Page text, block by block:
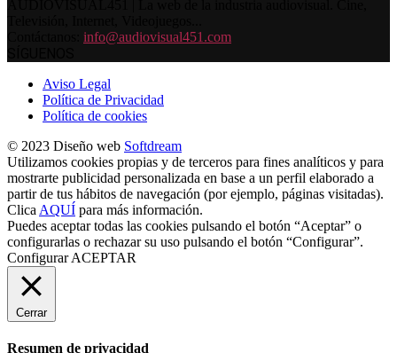
info@audiovisual451.com
Aviso Legal
Política de Privacidad
Política de cookies
© 2023 Diseño web Softdream
Utilizamos cookies propias y de terceros para fines analíticos y para
mostrarte publicidad personalizada en base a un perfil elaborado a
partir de tus hábitos de navegación (por ejemplo, páginas visitadas).
Clica AQUÍ para más información.
Puedes aceptar todas las cookies pulsando el botón “Aceptar” o
configurarlas o rechazar su uso pulsando el botón “Configurar”.
Configurar ACEPTAR
Cerrar
Resumen de privacidad